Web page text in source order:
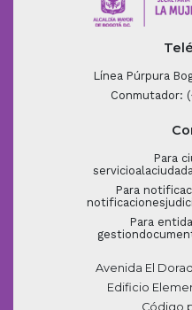
Línea Púrpura
Conmutador:
Para
Para
Para
Avenida El
Edificio
Código